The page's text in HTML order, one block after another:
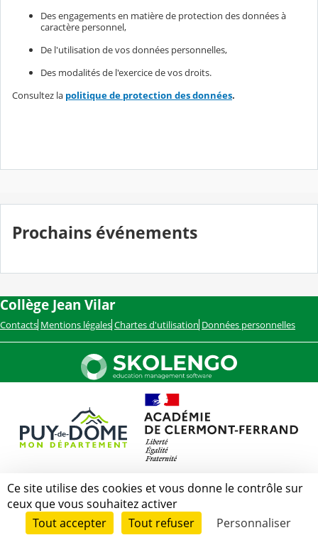
Des engagements en matière de protection des données à
caractère personnel,
De l'utilisation de vos données personnelles,
Des modalités de l'exercice de vos droits.
Consultez la politique de protection des données.
Prochains événements
Collège Jean Vilar
Contacts Mentions légales Chartes d'utilisation Données personnelles
Ce site utilise des cookies et vous donne le contrôle sur
ceux que vous souhaitez activer
Tout accepter
Tout refuser Personnaliser